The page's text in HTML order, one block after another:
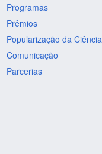
Programas
Prêmios
Popularização da Ciência
Comunicação
Parcerias